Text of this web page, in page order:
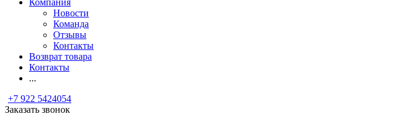
Компания
Новости
Команда
Отзывы
Контакты
Возврат товара
Контакты
...
+7 922 5424054
Заказать звонок